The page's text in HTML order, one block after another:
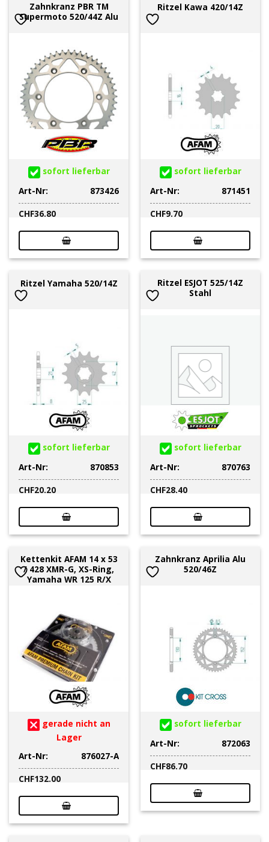
Zahnkranz PBR TM
Supermoto 520/44Z Alu
sofort lieferbar
Art-Nr:
873426
CHF36.80
Ritzel Kawa 420/14Z
sofort lieferbar
Art-Nr:
871451
CHF9.70
Ritzel Yamaha 520/14Z
sofort lieferbar
Art-Nr:
870853
CHF20.20
Ritzel ESJOT 525/14Z
Stahl
sofort lieferbar
Art-Nr:
870763
CHF28.40
Kettenkit AFAM 14 x 53
/ 428 XMR-G, XS-Ring,
Yamaha WR 125 R/X
gerade nicht an
Lager
Art-Nr:
876027-A
CHF132.00
Zahnkranz Aprilia Alu
520/46Z
sofort lieferbar
Art-Nr:
872063
CHF86.70